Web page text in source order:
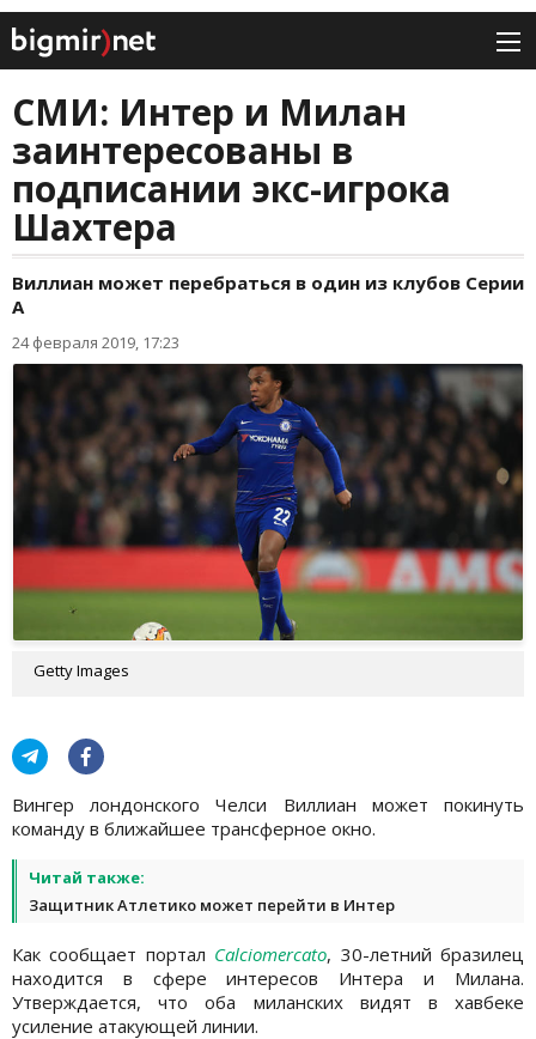
СМИ: Интер и Милан
заинтересованы в
подписании экс-игрока
Шахтера
Виллиан может перебраться в один из клубов Серии
А
24 февраля 2019, 17:23
Getty Images
Вингер лондонского Челси Виллиан может покинуть
команду в ближайшее трансферное окно.
Читай также:
Защитник Атлетико может перейти в Интер
Как сообщает портал Calciomercato, 30-летний бразилец
находится в сфере интересов Интера и Милана.
Утверждается, что оба миланских видят в хавбеке
усиление атакующей линии.